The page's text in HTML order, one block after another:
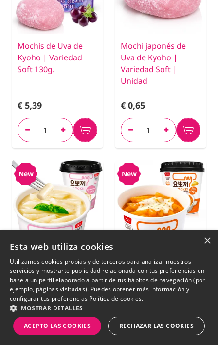
Mochis de Uva de
Kyoho | Variedad
Soft 130g.
€ 5,39
Mochi japonés de
Uva de Kyoho |
Variedad Soft |
Unidad
€ 0,65
New
Topokki Coreanos
Instantáneos con
Salsa Carbonara |
Yopokki 120g.
New
Tteokbokki (Topokki)
Yopokki 120 g
×
Esta web utiliza cookies
Utilizamos cookies propias y de terceros para analizar nuestros
servicios y mostrarte publicidad relacionada con tus preferencias en
base a un perfil elaborado a partir de tus hábitos de navegación (por
ejemplo, páginas visitadas). Puedes obtener más información y
configurar tus preferencias Política de cookies.
MOSTRAR DETALLES
ACEPTO LAS COOKIES RECHAZAR LAS COOKIES